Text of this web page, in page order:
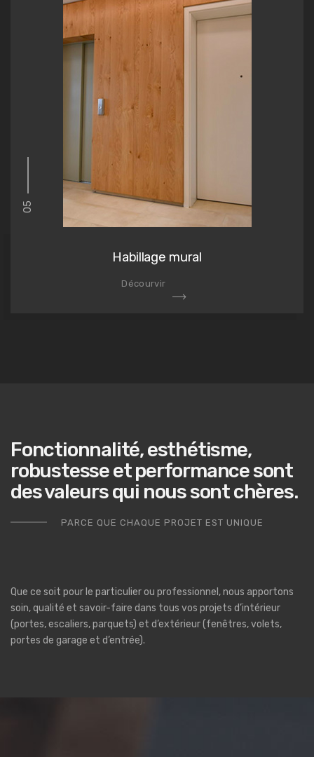
05
Habillage mural
Décourvir
Fonctionnalité, esthétisme,
robustesse et performance sont
des valeurs qui nous sont chères.
PARCE QUE CHAQUE PROJET EST UNIQUE
Que ce soit pour le particulier ou professionnel, nous apportons
soin, qualité et savoir-faire dans tous vos projets d’intérieur
(portes, escaliers, parquets) et d’extérieur (fenêtres, volets,
portes de garage et d’entrée).